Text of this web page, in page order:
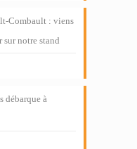
Combault : viens
sur notre stand
débarque à